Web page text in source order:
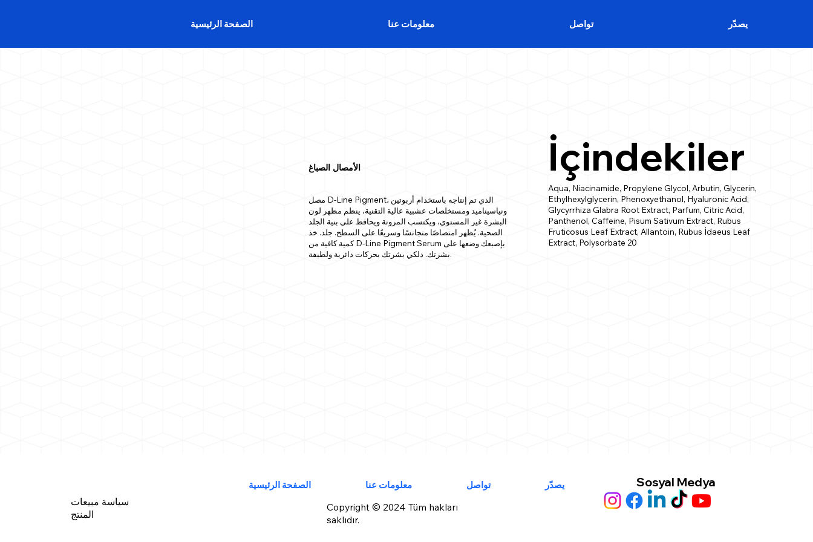
الصفحة الرئيسية معلومات عنا تواصل يصدّر
الأمصال الصباغ
مصل D-Line Pigment، الذي تم إنتاجه باستخدام أربوتين
ونياسيناميد ومستخلصات عشبية عالية التقنية، ينظم مظهر لون
البشرة غير المستوي، ويكتسب المرونة ويحافظ على بنية الجلد
الصحية. يُظهر امتصاصًا متجانسًا وسريعًا على السطح. جلد. خذ
كمية كافية من D-Line Pigment Serum بإصبعك وضعها على
بشرتك. دلكي بشرتك بحركات دائرية ولطيفة.
İçindekiler
Aqua, Niacinamide, Propylene Glycol, Arbutin, Glycerin,
Ethylhexylglycerin, Phenoxyethanol, Hyaluronic Acid,
Glycyrrhiza Glabra Root Extract, Parfum, Citric Acid,
Panthenol, Caffeine, Pisum Sativum Extract, Rubus
Fruticosus Leaf Extract, Allantoin, Rubus İdaeus Leaf
Extract, Polysorbate 20
سياسة مبيعات
المنتج
الصفحة الرئيسية معلومات عنا تواصل يصدّر
Copyright © 2024 Tüm hakları
saklıdır.
Sosyal Medya